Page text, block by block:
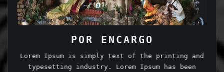
POR ENCARGO
Lorem Ipsum is simply text of the printing and
typesetting industry. Lorem Ipsum has been